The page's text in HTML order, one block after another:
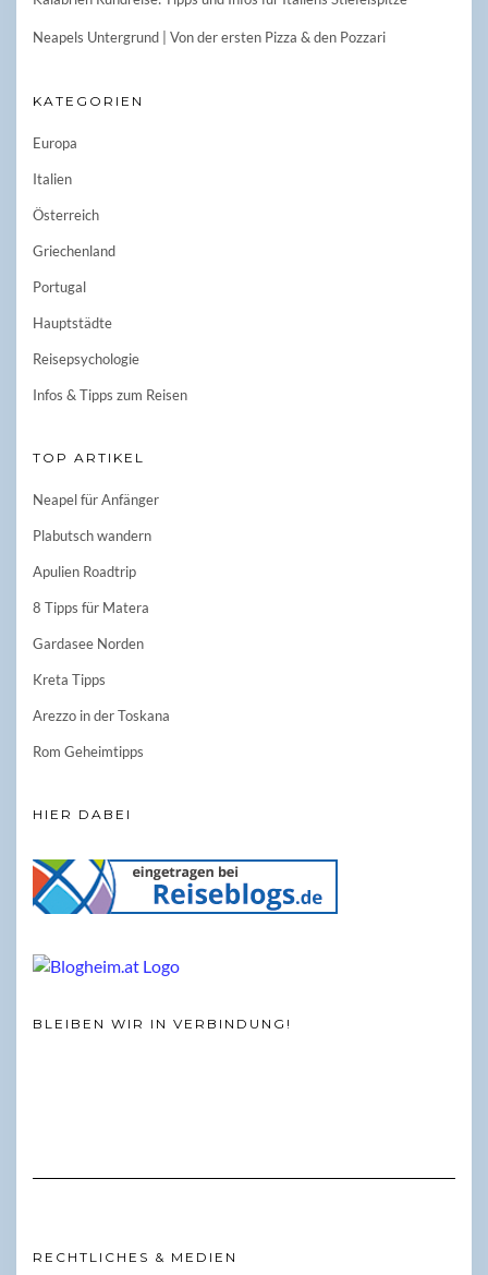
Neapels Untergrund | Von der ersten Pizza & den Pozzari
KATEGORIEN
Europa
Italien
Österreich
Griechenland
Portugal
Hauptstädte
Reisepsychologie
Infos & Tipps zum Reisen
TOP ARTIKEL
Neapel für Anfänger
Plabutsch wandern
Apulien Roadtrip
8 Tipps für Matera
Gardasee Norden
Kreta Tipps
Arezzo in der Toskana
Rom Geheimtipps
HIER DABEI
BLEIBEN WIR IN VERBINDUNG!
RECHTLICHES & MEDIEN